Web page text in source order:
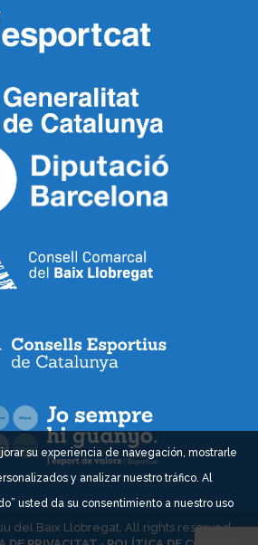
del Baix Llobregat. All rights reserved ·
su experiencia de navegación, mostrarle
y analizar nuestro tráfico. Al
usted da su consentimiento a nuestro uso